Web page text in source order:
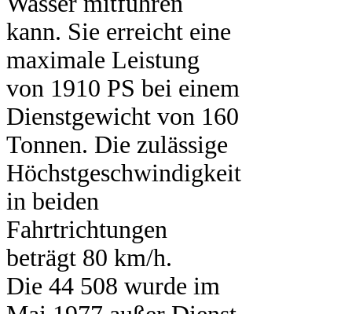
kann. Sie erreicht eine
maximale Leistung
von 1910 PS bei einem
Dienstgewicht von 160
Tonnen. Die zulässige
Höchstgeschwindigkeit
in beiden
Fahrtrichtungen
beträgt 80 km/h.
Die 44 508 wurde im